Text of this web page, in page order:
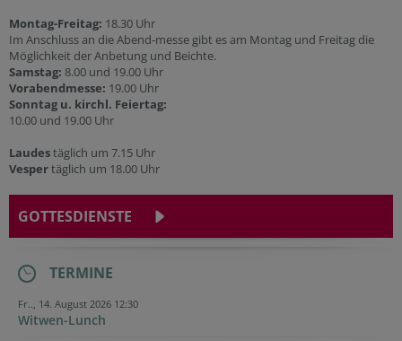
Montag-Freitag: 18.30 Uhr
Im Anschluss an die Abend-messe gibt es am Montag und Freitag die
Möglichkeit der Anbetung und Beichte.
Samstag: 8.00 und 19.00 Uhr
Vorabendmesse: 19.00 Uhr
Sonntag u. kirchl. Feiertag:
10.00 und 19.00 Uhr
Laudestäglich um 7.15 Uhr
Vespertäglich um 18.00 Uhr
GOTTESDIENSTE
TERMINE
Fr.., 14. August 2026 12:30
Witwen-Lunch